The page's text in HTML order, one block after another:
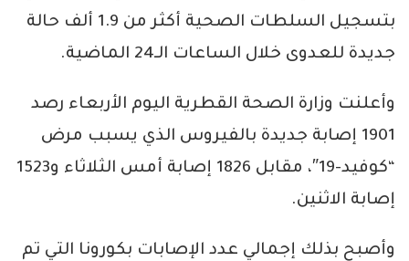
بتسجيل السلطات الصحية أكثر من 1.9 ألف حالة
جديدة للعدوى خلال الساعات الـ24 الماضية.
وأعلنت وزارة الصحة القطرية اليوم الأربعاء رصد
1901 إصابة جديدة بالفيروس الذي يسبب مرض
“كوفيد-19″، مقابل 1826 إصابة أمس الثلاثاء و1523
إصابة الاثنين.
وأصبح بذلك إجمالي عدد الإصابات بكورونا التي تم